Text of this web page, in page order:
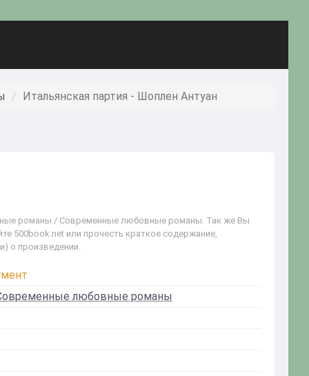
Итальянская партия - Шоплен Антуан
романы / Современные любовные романы. Так же Вы
500book.net или прочесть краткое содержание,
о произведении.
любовные романы